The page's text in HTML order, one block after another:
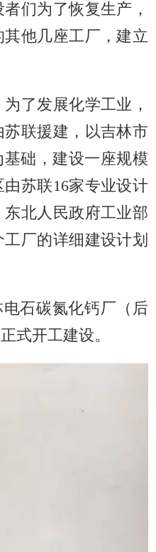
们为了恢复生产，
他几座工厂，建立
了发展化学工业，
联援建，以吉林市
础，建设一座规模
苏联16家专业设计
北人民政府工业部
厂的详细建设计划
石碳氮化钙厂（后
式开工建设。